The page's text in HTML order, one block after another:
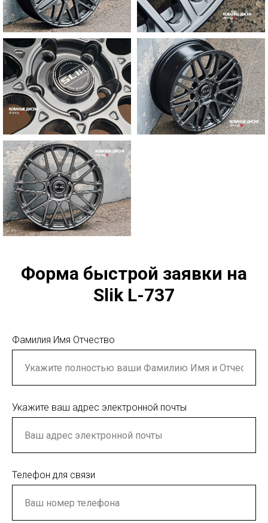
Форма быстрой заявки на
Slik L-737
Фамилия Имя Отчество
Укажите ваш адрес электронной почты
Телефон для связи